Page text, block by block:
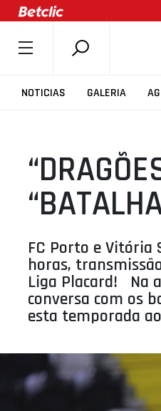
NOTICIAS GALERIA
SOBRE A FPB
COMPETIÇÕES
ASSOCIAÇÕES
CLUBES
AGENTES
AGENDA
SELEÇÕES
MINIBASQUETE
PROJETOS
FC Porto e Vitória
horas,
Liga Placard! Na
conversa com os
esta temporada